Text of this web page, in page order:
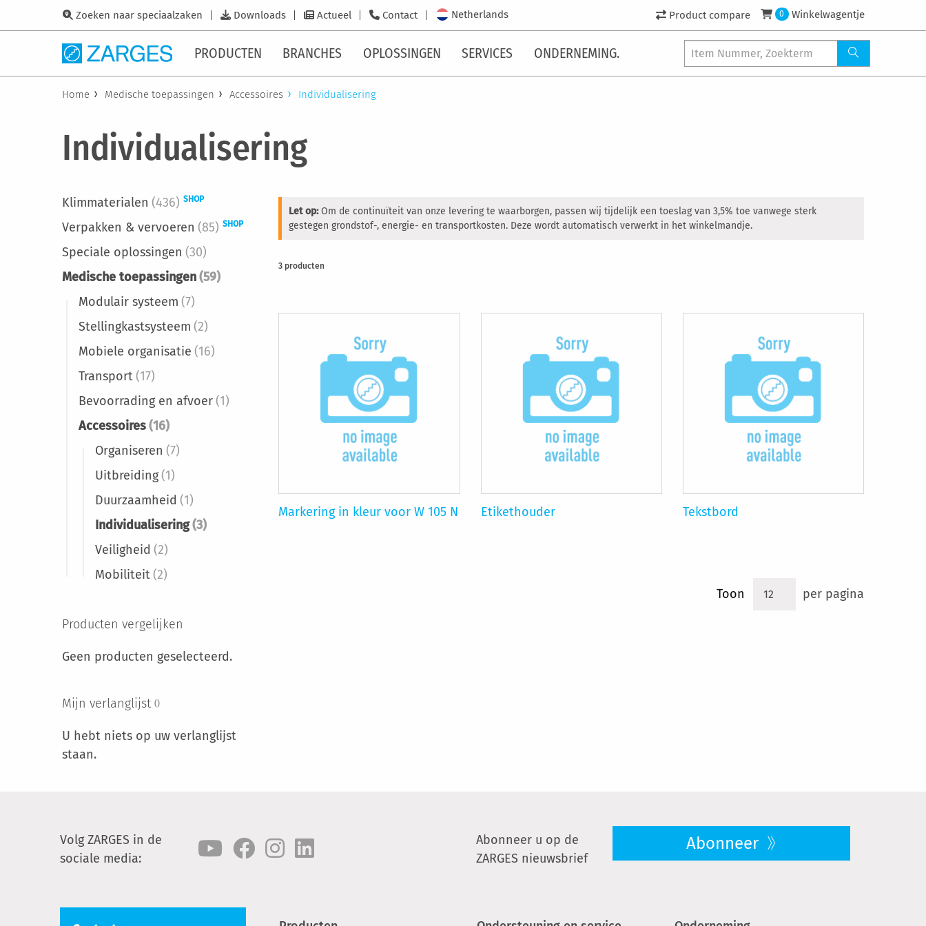
Zoeken naar speciaalzaken Downloads Actueel Contact Netherlands Product compare 0 Winkelwagentje
PRODUCTEN BRANCHES OPLOSSINGEN SERVICES ONDERNEMING.
Home Medische toepassingen Accessoires Individualisering
Individualisering
Let op:Om de continuïteit van onze levering te waarborgen, passen wij tijdelijk een toeslag van 3,5% toe vanwege sterk
gestegen grondstof-, energie- en transportkosten. Deze wordt automatisch verwerkt in het winkelmandje.
3 producten
Markering in kleur voor W 105 N Etikethouder Tekstbord
Toon per pagina
Klimmaterialen (436) SHOP
Verpakken & vervoeren (85) SHOP
Speciale oplossingen (30)
Medische toepassingen(59)
Modulair systeem (7)
Stellingkastsysteem (2)
Mobiele organisatie (16)
Transport(17)
Bevoorrading en afvoer(1)
Accessoires(16)
Organiseren (7)
Uitbreiding(1)
Duurzaamheid (1)
Individualisering(3)
Veiligheid (2)
Mobiliteit(2)
Producten vergelijken
Geen producten geselecteerd.
Mijn verlanglijst
U hebt niets op uw verlanglijst
staan.
Volg ZARGES in de
sociale media:
Abonneer u op de
ZARGES nieuwsbrief
Abonneer